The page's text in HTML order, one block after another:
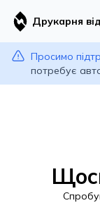
Друкарня
Просимо
потребує